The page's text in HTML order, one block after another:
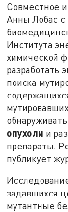
Совместное
Анны Лобас с
Института
химической
разработать
поиска
опухоли и
препараты.
публикует
задавшихся
мутантные